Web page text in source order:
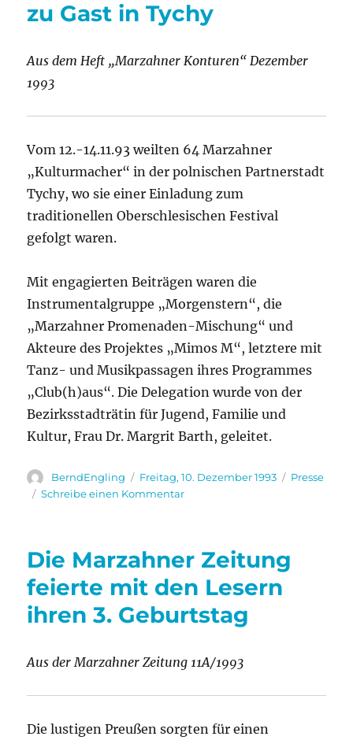
zu Gast in Tychy
Aus dem Heft „Marzahner Konturen“ Dezember
1993
Vom 12.-14.11.93 weilten 64 Marzahner
„Kulturmacher“ in der polnischen Partnerstadt
Tychy, wo sie einer Einladung zum
traditionellen Oberschlesischen Festival
gefolgt waren.
Mit engagierten Beiträgen waren die
Instrumentalgruppe „Morgenstern“, die
„Marzahner Promenaden-Mischung“ und
Akteure des Projektes „Mimos M“, letztere mit
Tanz- und Musikpassagen ihres Programmes
„Club(h)aus“. Die Delegation wurde von der
Bezirksstadträtin für Jugend, Familie und
Kultur, Frau Dr. Margrit Barth, geleitet.
Autor
BerndEngling
Veröffentlicht
am
Freitag, 10. Dezember 1993 Kategorien
Presse
Schreibe einen Kommentarzu
Gast
Tychy
Die Marzahner Zeitung
feierte mit den Lesern
ihren 3. Geburtstag
Aus der Marzahner Zeitung 11A/1993
Die lustigen Preußen sorgten für einen